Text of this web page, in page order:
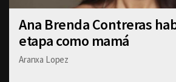
Ana Brenda Contreras
etapa como mamá
Aranxa Lopez